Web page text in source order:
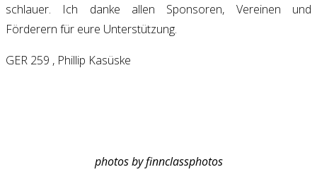
schlauer. Ich danke allen Sponsoren, Vereinen und
Förderern für eure Unterstützung.
GER 259 , Phillip Kasüske
photos by finnclassphotos